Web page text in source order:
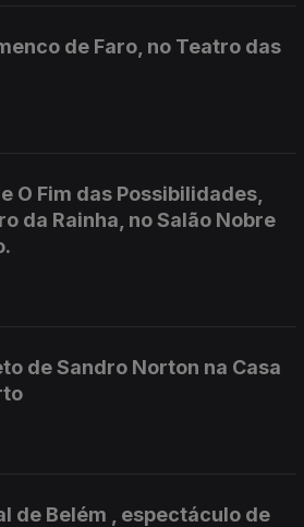
de Faro, no Teatro das
O Fim das Possibilidades,
da Rainha, no Salão Nobre
de Sandro Norton na Casa
de Belém , espectáculo de